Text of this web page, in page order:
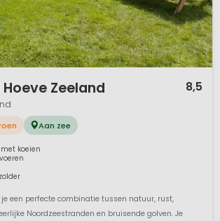
en van de lange avonden rond
Vergeet de tijd...
is bestemd voor iedereen die zoekt
plastic pret".Zeeland 8,5
Aan zee
koeien
je een perfecte combinatie tussen natuur, rust,
Noordzeestranden en bruisende golven. Je